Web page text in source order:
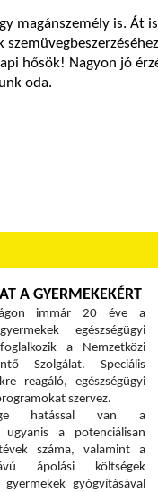
magánszemély is. Át
hősök! Nagyon jó
oda.
A GYERMEKEKÉRT
immár 20 éve a
egészségügyi
a Nemzetközi
Szolgálat. Speciális
reagáló, egészségügyi
szervez.
hatással van a
ugyanis a potenciálisan
száma, valamint a
ápolási költségek
gyógyításával